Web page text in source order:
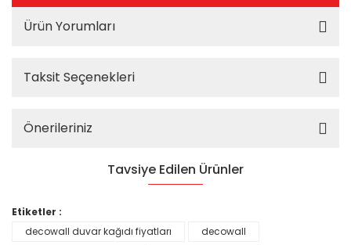
Ürün Yorumları
Taksit Seçenekleri
Önerileriniz
Tavsiye Edilen Ürünler
Etiketler :
decowall duvar kağıdı fiyatları
decowall